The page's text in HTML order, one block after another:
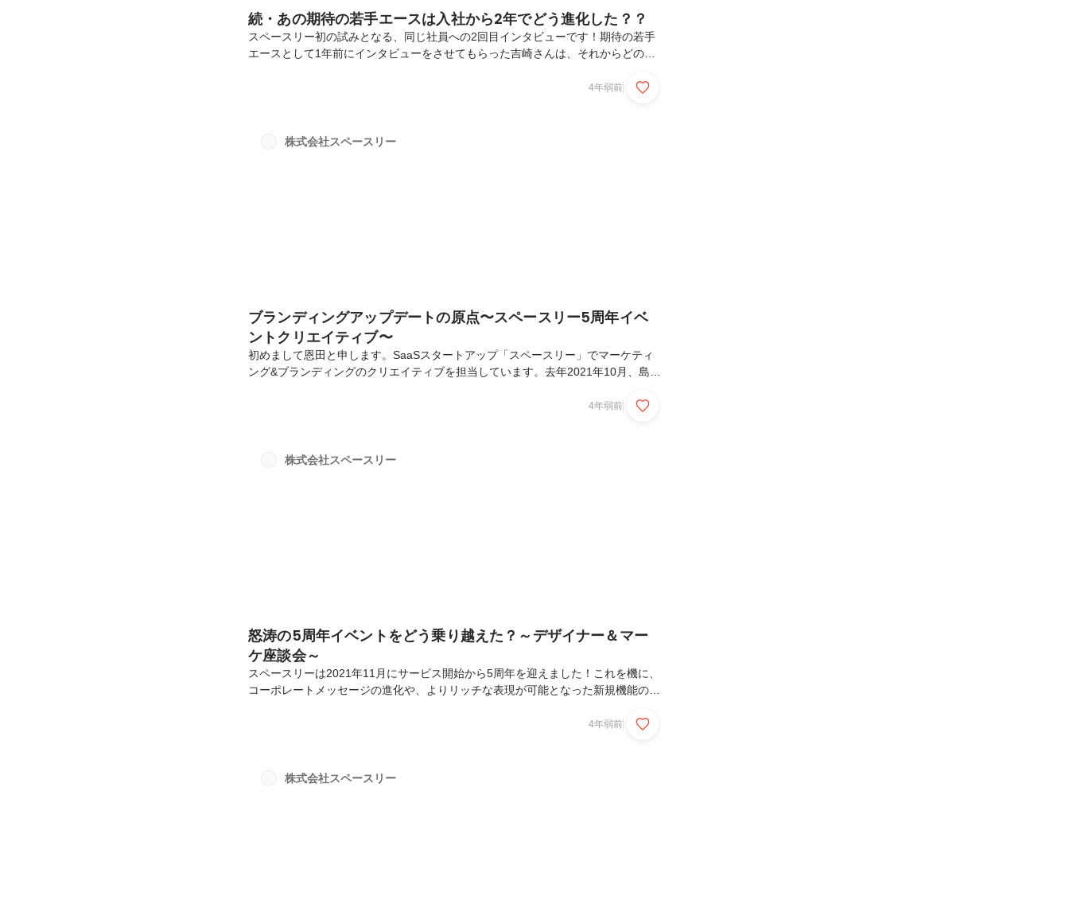
続・あの期待の若手エースは入社から2年でどう進化した？？
スペースリー初の試みとなる、同じ社員への2回目インタビューです！期待の若手
エースとして1年前にインタビューをさせてもらった吉崎さんは、それからどのよ
ーしてきました！※1回目のインタビュー記事も読んでもらえると、吉崎さんの成
卒で在学中はオーストラリアへも留学。新卒でメガバンクに入行し法人営業を経験
4年弱前
株式会社スペースリー
ブランディングアップデートの原点〜スペースリー5周年イベ
ントクリエイティブ〜
初めまして恩田と申します。SaaSスタートアップ「スペースリー」でマーケティ
ング&ブランディングのクリエイティブを担当しています。去年2021年10月、島根
早々スペースリー5周年イベントのクリエイティブを任された話」として、少しク
ますちなみに、スペースリー5周年イベント全体の話は、広報の養安さんが書いた
4年弱前
株式会社スペースリー
怒涛の5周年イベントをどう乗り越えた？～デザイナー＆マー
ケ座談会～
スペースリーは2021年11月にサービス開始から5周年を迎えました！これを機に、
コーポレートメッセージの進化や、よりリッチな表現が可能となった新規機能の発
されました。全社で一致団結して開催した5周年。濃い裏話がたくさんあり全て取
養安(@ayoan_0121) が、タイトなスケジュールでの進め方、大変だったこと、ハ
4年弱前
株式会社スペースリー